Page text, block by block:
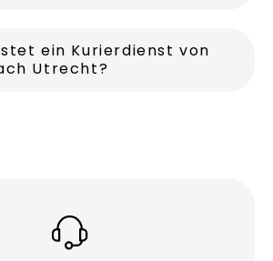
ein Kurierdienst von
Utrecht?